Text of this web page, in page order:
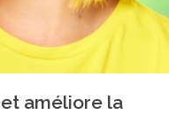
améliore la